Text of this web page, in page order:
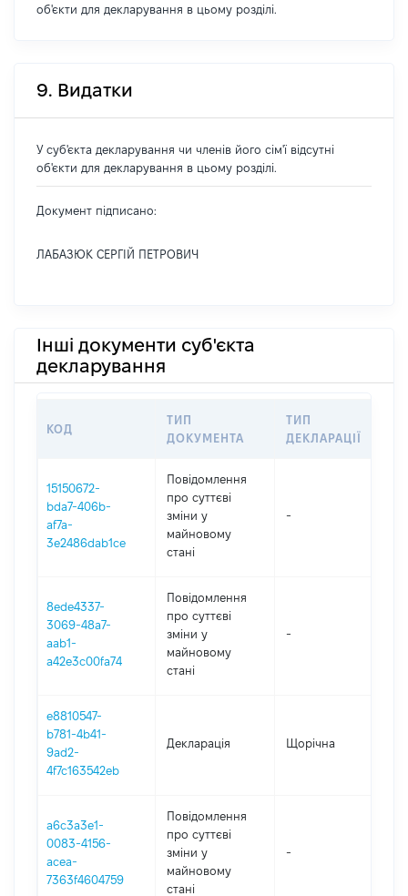
об'єкти для декларування в цьому розділі.
9. Видатки
У суб'єкта декларування чи членів його сім'ї відсутні
об'єкти для декларування в цьому розділі.
Документ підписано:
ЛАБАЗЮК СЕРГІЙ ПЕТРОВИЧ
Інші документи суб'єкта
декларування
КОД
ТИП
ДОКУМЕНТА
ТИП
ДЕКЛАРАЦІЇ
15150672-
bda7-406b-
af7a-
3e2486dab1ce
Повідомлення
про суттєві
зміни y
майновому
стані
-
8ede4337-
3069-48a7-
aab1-
a42e3c00fa74
Повідомлення
про суттєві
зміни y
майновому
стані
-
e8810547-
b781-4b41-
9ad2-
4f7c163542eb
Декларація Щорічна
a6c3a3e1-
0083-4156-
acea-
7363f4604759
Повідомлення
про суттєві
зміни y
майновому
стані
-